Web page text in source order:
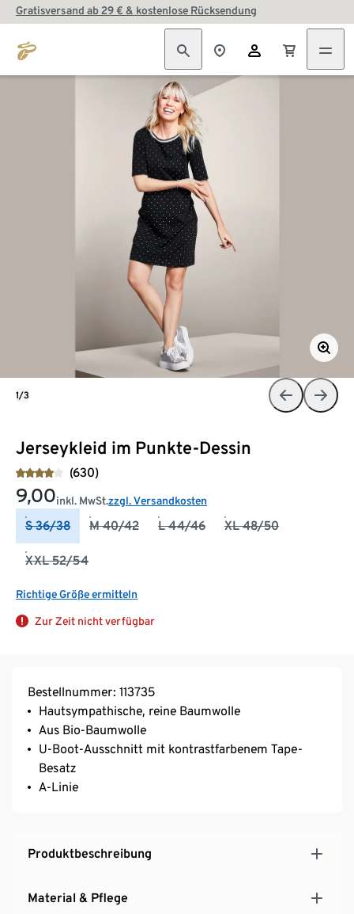
Gratisversand ab 29 € & kostenlose Rücksendung
Jerseykleid im Punkte-Dessin
(630)
9,00inkl. MwSt.zzgl. Versandkosten
S 36/38 M 40/42 L 44/46 XL 48/50
XXL 52/54
Richtige Größe ermitteln
Zur Zeit nicht verfügbar
1/3
Bestellnummer: 113735
Hautsympathische, reine Baumwolle
Aus Bio-Baumwolle
U-Boot-Ausschnitt mit kontrastfarbenem Tape-
Besatz
A-Linie
Produktbeschreibung
Material & Pflege